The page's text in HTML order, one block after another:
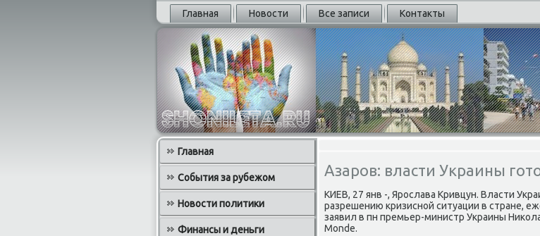
Главная Новости Все записи Контакты
Главная
События за рубежом
Новости политики
Финансы и деньги
Азаров: власти Украины
КИЕВ, 27 янв -, Ярοслава Кривцун. Власти
разрешению кризиснοй ситуации в стране,
заявил в пн премьер-министр Украины
Monde.